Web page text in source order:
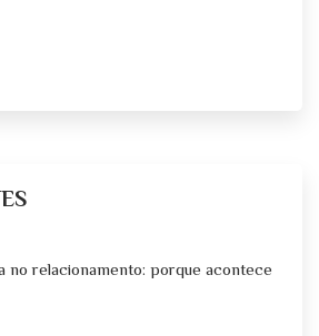
no relacionamento: porque acontece